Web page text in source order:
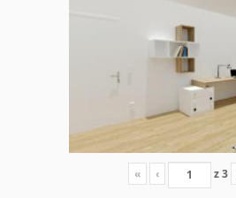
« ‹ z3